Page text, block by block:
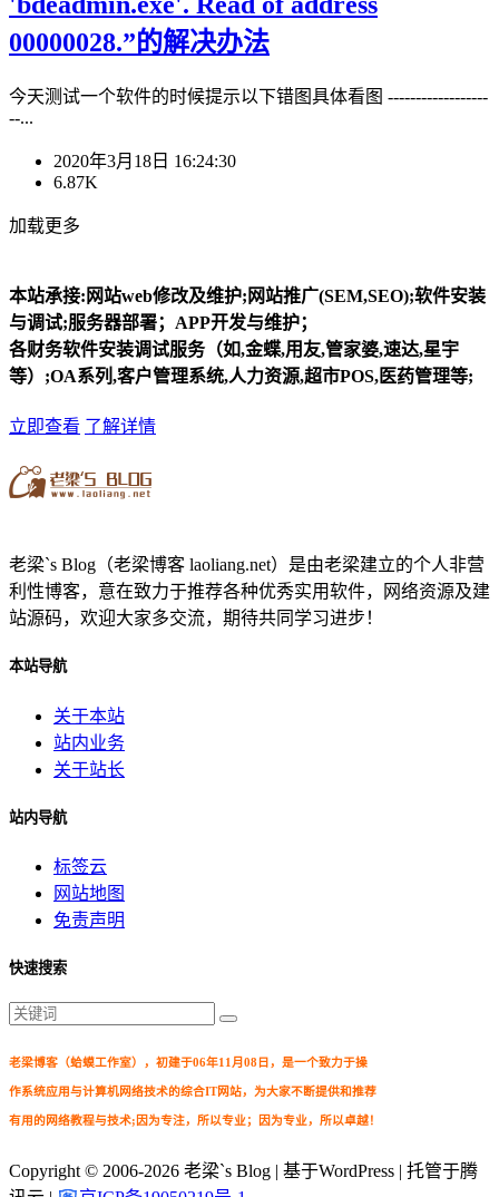
00000028.”的解决办法
今天测试一个软件的时候提示以下错图具体看图 ------------------
--...
2020年3月18日 16:24:30
6.87K
加载更多
本站承接:网站web修改及维护;网站推广(SEM,SEO);软件安装
与调试;服务器部署；APP开发与维护；
各财务软件安装调试服务（如,金蝶,用友,管家婆,速达,星宇
等）;OA系列,客户管理系统,人力资源,超市POS,医药管理等;
立即查看 了解详情
老梁`s Blog（老梁博客 laoliang.net）是由老梁建立的个人非营
利性博客，意在致力于推荐各种优秀实用软件，网络资源及建
站源码，欢迎大家多交流，期待共同学习进步！
本站导航
关于本站
站内业务
关于站长
站内导航
标签云
网站地图
免责声明
快速搜索
老梁博客（蛤蟆工作室），初建于06年11月08日，是一个致力于操
作系统应用与计算机网络技术的综合IT网站，为大家不断提供和推荐
有用的网络教程与技术;因为专注，所以专业；因为专业，所以卓越！
Copyright © 2006-2026 老梁`s Blog | 基于WordPress | 托管于腾